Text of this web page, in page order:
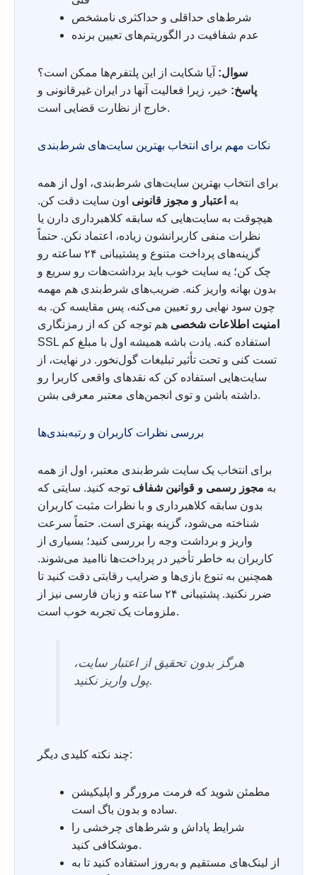
شرط‌های حداقلی و حداکثری نامشخص
عدم شفافیت در الگوریتم‌های تعیین برنده
سوال: آیا شکایت از این پلتفرم‌ها ممکن است؟
پاسخ: خیر، زیرا فعالیت آنها در ایران غیرقانونی و
خارج از نظارت قضایی است.
نکات مهم برای انتخاب بهترین سایت‌های شرط‌بندی
برای انتخاب بهترین سایت‌های شرط‌بندی، اول از همه
به اعتبار و مجوز قانونی اون سایت دقت کن.
هیچوقت به سایت‌هایی که سابقه کلاهبرداری دارن یا
نظرات منفی کاربرانشون زیاده، اعتماد نکن. حتماً
گزینه‌های پرداخت متنوع و پشتیبانی ۲۴ ساعته رو
چک کن؛ یه سایت خوب باید برداشت‌هات رو سریع و
بدون بهانه واریز کنه. ضریب‌های شرط‌بندی هم مهمه
چون سود نهایی رو تعیین می‌کنه، پس مقایسه کن. به
امنیت اطلاعات شخصی هم توجه کن که از رمزنگاری
SSL استفاده کنه. یادت باشه همیشه اول با مبلغ کم
تست کنی و تحت تأثیر تبلیغات گول‌نخور. در نهایت، از
سایت‌هایی استفاده کن که نقدهای واقعی کاربرا رو
داشته باشن و توی انجمن‌های معتبر معرفی بشن.
بررسی نظرات کاربران و رتبه‌بندی‌ها
برای انتخاب یک سایت شرط‌بندی معتبر، اول از همه
به مجوز رسمی و قوانین شفاف توجه کنید. سایتی که
بدون سابقه کلاهبرداری و با نظرات مثبت کاربران
شناخته می‌شود، گزینه بهتری است. حتماً سرعت
واریز و برداشت وجه را بررسی کنید؛ بسیاری از
کاربران به خاطر تأخیر در پرداخت‌ها ناامید می‌شوند.
همچنین به تنوع بازی‌ها و ضرایب رقابتی دقت کنید تا
ضرر نکنید. پشتیبانی ۲۴ ساعته و زبان فارسی نیز از
ملزومات یک تجربه خوب است.
هرگز بدون تحقیق از اعتبار سایت،
پول واریز نکنید.
چند نکته کلیدی دیگر:
مطمئن شوید که فرمت مرورگر و اپلیکیشن
ساده و بدون باگ است.
شرایط پاداش و شرط‌های چرخشی را
موشکافی کنید.
از لینک‌های مستقیم و به‌روز استفاده کنید تا به